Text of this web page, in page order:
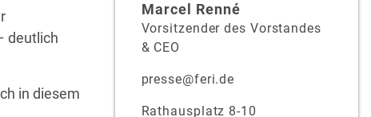
deutlich
in diesem
Marcel Renné
Vorsitzender des Vorstandes
& CEO
presse@feri.de
Rathausplatz 8-10